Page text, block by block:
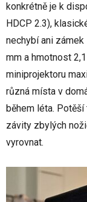
konkrétně je k
HDCP 2.3),
nechybí ani
mm a hmotnost
miniprojektoru
různá místa v
během léta.
závity zbylých
vyrovnat.